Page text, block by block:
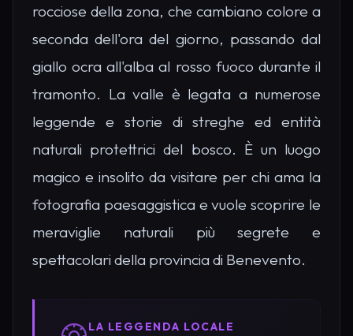
rocciose della zona, che cambiano colore a
seconda dell'ora del giorno, passando dal
giallo ocra all'alba al rosso fuoco durante il
tramonto. La valle è legata a numerose
leggende e storie di streghe ed entità
naturali protettrici del bosco. È un luogo
magico e insolito da visitare per chi ama la
fotografia paesaggistica e vuole scoprire le
meraviglie naturali più segrete e
spettacolari della provincia di Benevento.
LA LEGGENDA LOCALE